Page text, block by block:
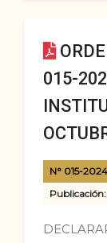
015-
N° 015-2024
Publicación: